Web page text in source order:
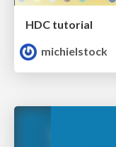
HDC tutorial
michielstock